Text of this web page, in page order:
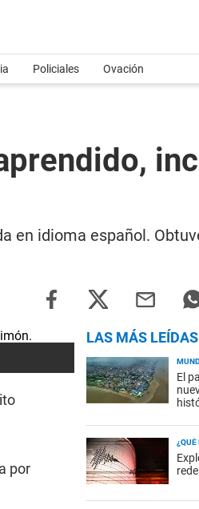
Policiales Ovación
en idioma español.
por
LAS MÁS LEÍDAS
El
¿QUÉ